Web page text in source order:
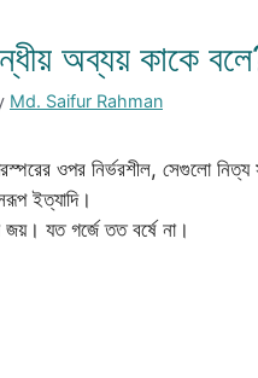
অব্যয় কাকে
Md. Saifur Rahman
ওপর নির্ভরশীল, সেগুলো
ইত্যাদি।
জয়। যত গর্জে তত বর্ষে না।